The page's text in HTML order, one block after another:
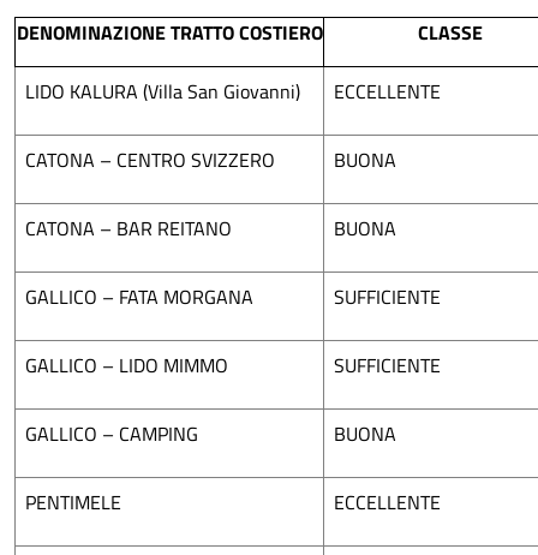
DENOMINAZIONE TRATTO COSTIERO
CLASSE
LIDO KALURA (Villa San Giovanni) ECCELLENTE
CATONA – CENTRO SVIZZERO BUONA
CATONA – BAR REITANO BUONA
GALLICO – FATA MORGANA SUFFICIENTE
GALLICO – LIDO MIMMO SUFFICIENTE
GALLICO – CAMPING BUONA
PENTIMELE ECCELLENTE